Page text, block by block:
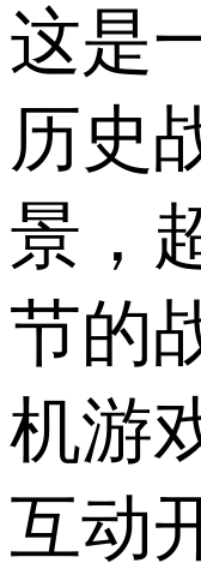
这是
历史
景，
节的
机游
互动